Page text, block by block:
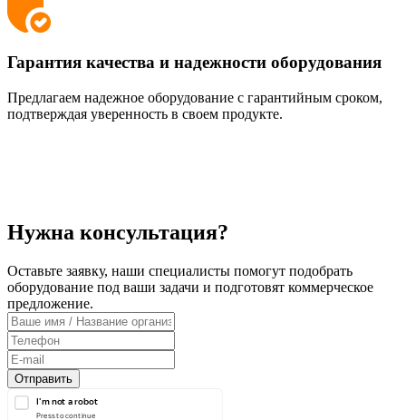
Гарантия качества и надежности оборудования
Предлагаем надежное оборудование с гарантийным сроком,
подтверждая уверенность в своем продукте.
Нужна консультация?
Оставьте заявку, наши специалисты помогут подобрать
оборудование под ваши задачи и подготовят коммерческое
предложение.